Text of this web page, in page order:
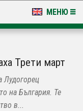
МЕНЮ
Трети март
Лудогорец
на България. Те
в...